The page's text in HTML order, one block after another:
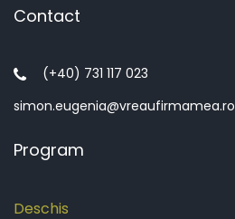
Contact
(+40) 731 117 023
simon.eugenia@vreaufirmamea.ro
Program
Deschis